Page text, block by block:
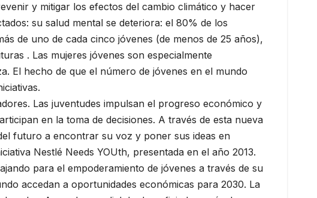
y mitigar los efectos del cambio climático y hacer
su salud mental se deteriora: el 80% de los
de uno de cada cinco jóvenes (de menos de 25 años),
. Las mujeres jóvenes son especialmente
El hecho de que el número de jóvenes en el mundo
Las juventudes impulsan el progreso económico y
en la toma de decisiones. A través de esta nueva
futuro a encontrar su voz y poner sus ideas en
Nestlé Needs YOUth, presentada en el año 2013.
para el empoderamiento de jóvenes a través de su
accedan a oportunidades económicas para 2030. La